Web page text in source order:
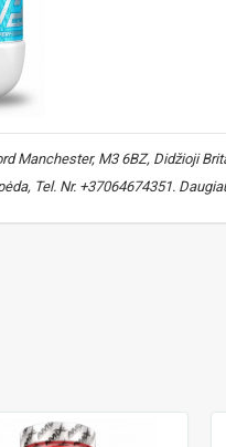
Manchester, M3 6BZ, Didžioji
Tel. Nr. +37064674351.